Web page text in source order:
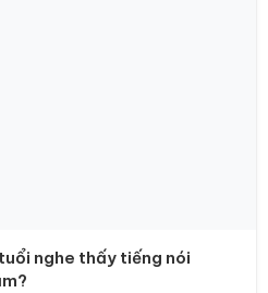
nghe thấy tiếng nói